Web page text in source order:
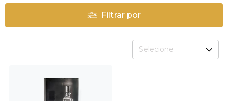
Filtrar por
Selecione